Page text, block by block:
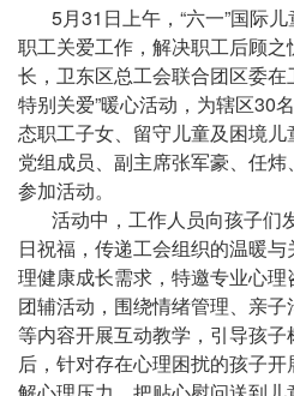
文
5月31日上午，“六一”国际儿
职工关爱工作，解决职工后顾
长，卫东区总工会联合团区委在
特别关爱”暖心活动，为辖区30
态职工子女、留守儿童及困境
党组成员、副主席张军豪、任
参加活动。
活动中，工作人员向孩子们
日祝福，传递工会组织的温暖
理健康成长需求，特邀专业心
团辅活动，围绕情绪管理、亲
等内容开展互动教学，引导孩
后，针对存在心理困扰的孩子